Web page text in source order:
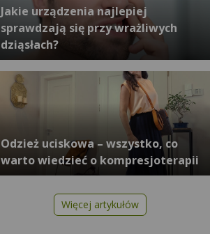
Jakie urządzenia najlepiej
sprawdzają się przy wrażliwych
dziąsłach?
Odzież uciskowa – wszystko, co
warto wiedzieć o kompresjoterapii
Więcej artykułów